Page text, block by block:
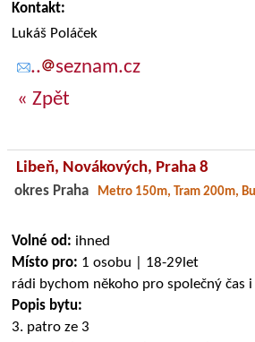
Kontakt:
Lukáš Poláček
..
seznam.cz
« Zpět
Libeň, Novákových, Praha 8
okres Praha Metro 150m, Tram 200m,
Volné od: ihned
Místo pro: 1 osobu | 18-29let
rádi bychom někoho pro společný čas i
Popis bytu:
3. patro ze 3